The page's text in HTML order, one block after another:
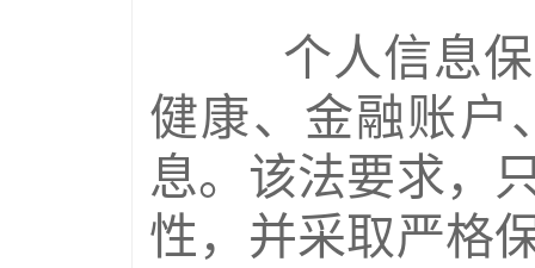
个人信息保
健康、金融账户
息。该法要求，
性，并采取严格